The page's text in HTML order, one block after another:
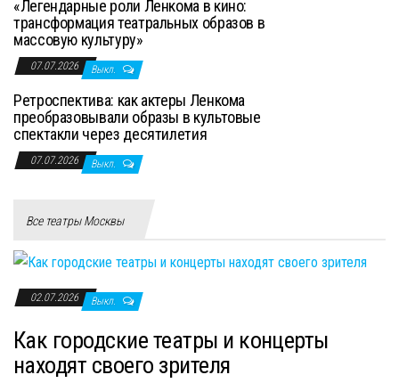
«Легендарные роли Ленкома в кино:
трансформация театральных образов в
массовую культуру»
07.07.2026 Выкл.
Ретроспектива: как актеры Ленкома
преобразовывали образы в культовые
спектакли через десятилетия
07.07.2026 Выкл.
Все театры Москвы
02.07.2026 Выкл.
Как городские театры и концерты
находят своего зрителя